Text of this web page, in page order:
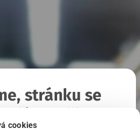
cookies
stránku se